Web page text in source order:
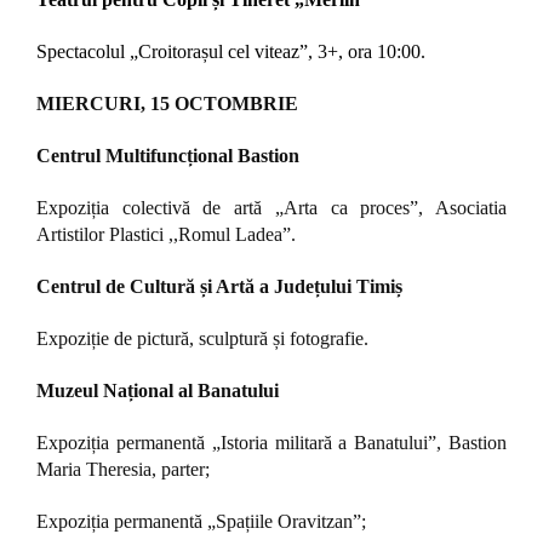
Spectacolul „Croitorașul cel viteaz”, 3+, ora 10:00.
MIERCURI, 15 OCTOMBRIE
Centrul Multifuncțional Bastion
Expoziția colectivă de artă „Arta ca proces”, Asociatia
Artistilor Plastici ,,Romul Ladea”.
Centrul de Cultură și Artă a Județului Timiș
Expoziție de pictură, sculptură și fotografie.
Muzeul Național al Banatului
Expoziția permanentă „Istoria militară a Banatului”, Bastion
Maria Theresia, parter;
Expoziția permanentă „Spațiile Oravitzan”;